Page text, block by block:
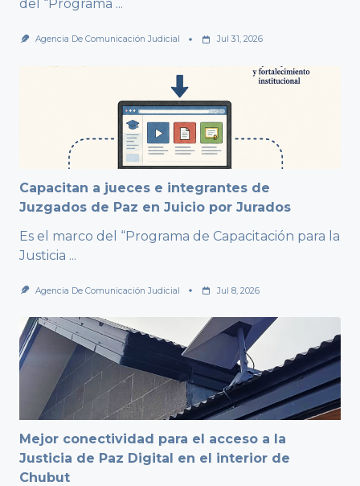
del “Programa ...
Agencia De Comunicación Judicial Jul 31, 2026
Capacitan a jueces e integrantes de
Juzgados de Paz en Juicio por Jurados
Es el marco del “Programa de Capacitación para la
Justicia ...
Agencia De Comunicación Judicial Jul 8, 2026
Mejor conectividad para el acceso a la
Justicia de Paz Digital en el interior de
Chubut